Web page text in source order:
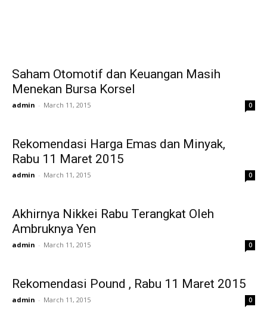
Saham Otomotif dan Keuangan Masih
Menekan Bursa Korsel
admin - March 11, 2015 0
Rekomendasi Harga Emas dan Minyak,
Rabu 11 Maret 2015
admin - March 11, 2015 0
Akhirnya Nikkei Rabu Terangkat Oleh
Ambruknya Yen
admin - March 11, 2015 0
Rekomendasi Pound , Rabu 11 Maret 2015
admin - March 11, 2015 0